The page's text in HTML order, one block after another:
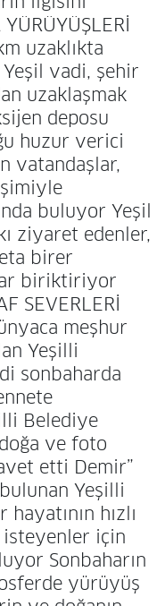
uzaklıkta
vadi, şehir
uzaklaşmak
deposu
huzur verici
vatandaşlar,
buluyor Yeşil
ziyaret edenler,
birer
biriktiriyor
SEVERLERİ
meşhur
Yeşilli
sonbaharda
Belediye
ve foto
etti Demir”
Yeşilli
hızlı
isteyenler için
Sonbaharın
yürüyüş